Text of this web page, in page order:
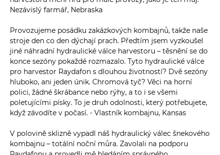
Nezávislý farmář, Nebraska
Provozujeme posádku zakázkových kombajnů, takže naše
stroje den co den dýchají prach. Předtím jsem vyzkoušel
jiné náhradní hydraulické válce harvestoru – těsnění se do
konce sezóny pokaždé rozmazalo. Tyto hydraulické válce
pro harvestor Raydafon s dlouhou životností? Dvě sezóny
hluboko, ani jeden únik. Chromová tyč? Věci na horní
polici, žádné škrábance nebo rýhy, a to i se všemi
poletujícími písky. To je druh odolnosti, který potřebujete,
když závodíte v počasí. - Vlastník kombajnu, Kansas
V polovině sklizně vypadl náš hydraulický válec šnekového
kombajnu – totální noční můra. Zavolali na podporu